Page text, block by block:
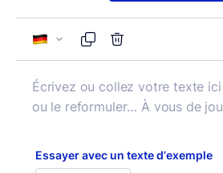
Essayer avec un texte d’exemple